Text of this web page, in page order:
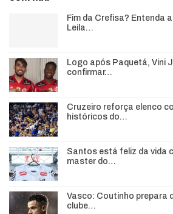
Fim da Crefisa? Entenda
Leila…
Logo após Paquetá, Vini
confirmar…
Cruzeiro reforça elenco
históricos do…
Santos está feliz da vida
master do…
Vasco: Coutinho prepara
clube…